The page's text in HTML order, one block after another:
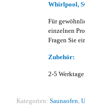
Whirlpool,
Für
einzelnen
Fragen Sie
Zubehör:
2-5 Werktage
Kategorien: Saunaofen,